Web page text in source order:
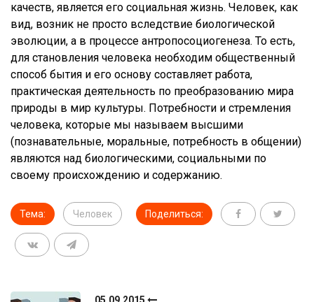
качеств, является его социальная жизнь. Человек, как
вид, возник не просто вследствие биологической
эволюции, а в процессе антропосоциогенеза. То есть,
для становления человека необходим общественный
способ бытия и его основу составляет работа,
практическая деятельность по преобразованию мира
природы в мир культуры. Потребности и стремления
человека, которые мы называем высшими
(познавательные, моральные, потребность в общении)
являются над биологическими, социальными по
своему происхождению и содержанию.
Тема: Человек Поделиться: